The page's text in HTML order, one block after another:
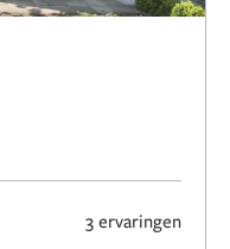
3 ervaringen